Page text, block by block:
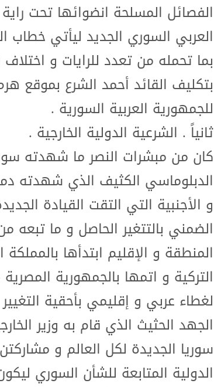
الفصائل المسلحة انضوائها تحت
العربي السوري الجديد ليأتي خطاب
بما تحمله من تعدد للرايات و
بتكليف القائد أحمد الشرع بموقع
للجمهورية العربية السورية .
ثانياً . الشرعية الدولية الخارجية .
كان من مبشرات النصر ما شهدته
الدبلوماسي الكثيف الذي شهدته
و الأجنبية التي التقت القيادة
الضمني بالتتغير الحاصل و ما تبعه
المنطقة و الإقليم ابتدأها
التركية و اتمها بالجمهورية
لغطاء عربي و إقليمي بأحقية
الجهد الحثيث الذي قام به وزير
سوريا الجديدة لكل العالم و
الدولية المتابعة للشأن السوري